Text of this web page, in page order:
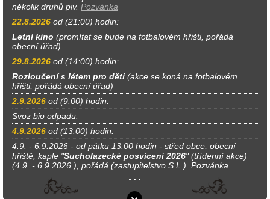
několik druhů piv. Pozvánka
22.8.2026 od (21:00) hodin:
Letní kino (promítat se bude na fotbalovém hřišti, pořádá
obecní úřad)
29.8.2026 od (14:00) hodin:
Rozloučení s létem pro děti (akce se koná na fotbalovém
hřišti, pořádá obecní úřad)
2.9.2026 od (9:00) hodin:
Svoz bio odpadu.
4.9.2026 od (13:00) hodin:
4.9. - 6.9.2026 - od pátku 13:00 hodin - střed obce, obecní
hřiště, kaple "Sucholazecké posvícení 2026" (třídenní akce)
(4.9. - 6.9.2026 ), pořádá (zastupitelstvo S.L.). Pozvánka